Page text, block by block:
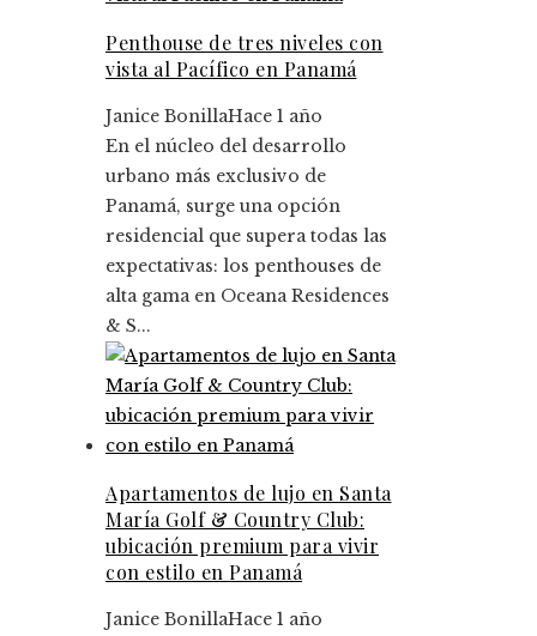
Penthouse de tres niveles con
vista al Pacífico en Panamá
Janice BonillaHace 1 año
En el núcleo del desarrollo
urbano más exclusivo de
Panamá, surge una opción
residencial que supera todas las
expectativas: los penthouses de
alta gama en Oceana Residences
& S...
Apartamentos de lujo en Santa
María Golf & Country Club:
ubicación premium para vivir
con estilo en Panamá
Janice BonillaHace 1 año